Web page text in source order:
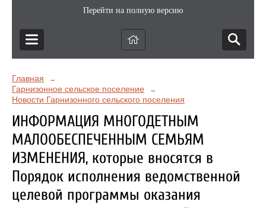
Перейти на полную версию
Главная →
Гарнизонное сельское поселение →
Новости Гарнизонного сельского поселения
ИНФОРМАЦИЯ МНОГОДЕТНЫМ
МАЛООБЕСПЕЧЕННЫМ СЕМЬЯМ
ИЗМЕНЕНИЯ, которые вносятся в
Порядок исполнения ведомственной
целевой программы оказания